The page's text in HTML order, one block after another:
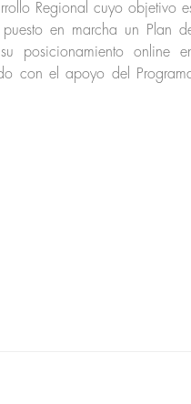
Regional cuyo objetivo
en marcha un Plan
posicionamiento online
con el apoyo del